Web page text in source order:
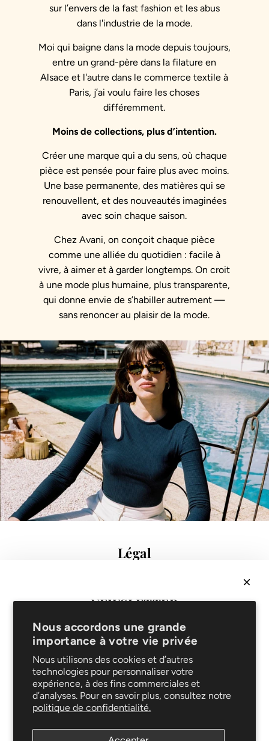
Nous accordons une grande
importance à votre vie privée
Nous utilisons des cookies et d’autres
technologies pour personnaliser votre
expérience, à des fins commerciales et
d’analyses. Pour en savoir plus, consultez notre
politique de confidentialité.
sur l’envers de la fast fashion et les abus
dans l'industrie de la mode.
Moi qui baigne dans la mode depuis toujours,
entre un grand-père dans la filature en
Alsace et l'autre dans le commerce textile à
Paris, j’ai voulu faire les choses
différemment.
Moins de collections, plus d’intention.
Créer une marque qui a du sens, où chaque
pièce est pensée pour faire plus avec moins.
Une base permanente, des matières qui se
renouvellent, et des nouveautés imaginées
avec soin chaque saison.
Chez Avani, on conçoit chaque pièce
comme une alliée du quotidien : facile à
vivre, à aimer et à garder longtemps. On croit
à une mode plus humaine, plus transparente,
qui donne envie de s’habiller autrement —
sans renoncer au plaisir de la mode.
Légal
Mentions légales
Support
Livraison et retours
Service de réparation
Le blog
Entretien
Suivez-nous
NEWSLETTER
Recevez 10% sur votre 1ère commande
premiers informés de nouveautés et promotions !
S'ABONNER